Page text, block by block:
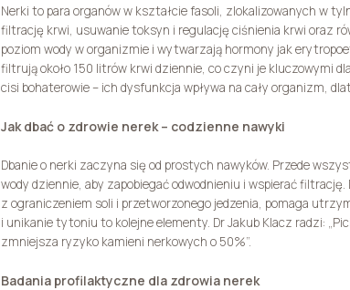
Nerki to para organów w kształcie fasoli, zlokalizowanych w
filtrację krwi, usuwanie toksyn i regulację ciśnienia krwi oraz
poziom wody w organizmie i wytwarzają hormony jak
filtrują około 150 litrów krwi dziennie, co czyni je kluczowymi
cisi bohaterowie – ich dysfunkcja wpływa na cały organizm,
Jak dbać o zdrowie nerek – codzienne nawyki
Dbanie o nerki zaczyna się od prostych nawyków. Przede
wody dziennie, aby zapobiegać odwodnieniu i wspierać
z ograniczeniem soli i przetworzonego jedzenia, pomaga
i unikanie tytoniu to kolejne elementy. Dr Jakub Klacz radzi:
zmniejsza ryzyko kamieni nerkowych o 50%”.
Badania profilaktyczne dla zdrowia nerek